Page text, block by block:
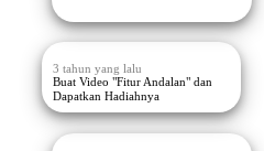
3 tahun yang lalu
Buat Video "Fitur Andalan" dan
Dapatkan Hadiahnya